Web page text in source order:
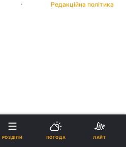
Редакційна політика
РОЗДІЛИ ПОГОДА ЛАЙТ